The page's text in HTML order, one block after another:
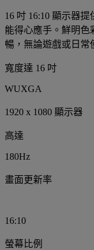
16 吋 16:10 顯示器
能得心應手。鮮明色
暢，無論遊戲或日常
寬度達 16 吋
WUXGA
1920 x 1080 顯示器
高達
180Hz
畫面更新率
16:10
螢幕比例